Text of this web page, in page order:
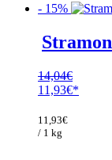
- 15%
14,04€
Ursprünglicher
war:
14,04€
11,93€
Preis
ist:
11,93€
/ 1 kg